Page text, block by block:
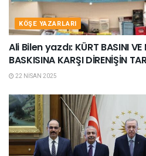
KÖŞE YAZARLARI
Ali Bilen yazdı: KÜRT BASINI VE
BASKISINA KARŞI DİRENİŞİN
22 NISAN 2025